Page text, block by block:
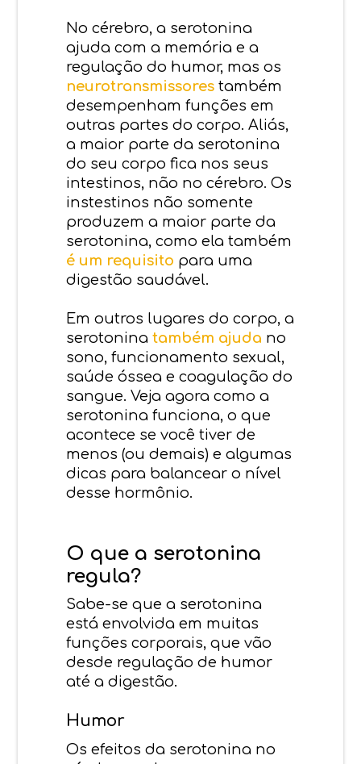
No cérebro, a serotonina
ajuda com a memória e a
regulação do humor, mas os
neurotransmissores também
desempenham funções em
outras partes do corpo. Aliás,
a maior parte da serotonina
do seu corpo fica nos seus
intestinos, não no cérebro. Os
instestinos não somente
produzem a maior parte da
serotonina, como ela também
é um requisito para uma
digestão saudável.
Em outros lugares do corpo, a
serotoninatambém ajuda no
sono, funcionamento sexual,
saúde óssea e coagulação do
sangue. Veja agora como a
serotonina funciona, o que
acontece se você tiver de
menos (ou demais) e algumas
dicas para balancear o nível
desse hormônio.
O que a serotonina
regula?
Sabe-se que a serotonina
está envolvida em muitas
funções corporais, que vão
desde regulação de humor
até a digestão.
Humor
Os efeitos da serotonina no